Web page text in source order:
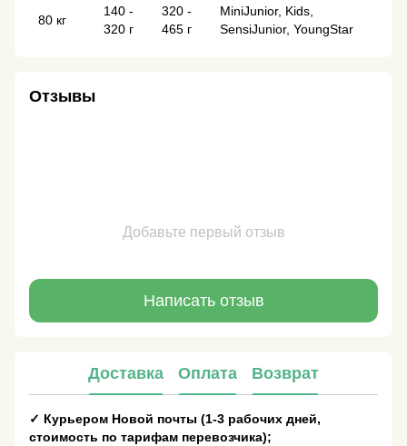
80 кг
140 -
320 г
320 -
465 г
MiniJunior, Kids,
SensiJunior, YoungStar
Отзывы
Добавьте первый отзыв
Написать отзыв
Доставка Оплата Возврат
✓ Курьером Новой почты (1-3 рабочих дней,
стоимость по тарифам перевозчика);